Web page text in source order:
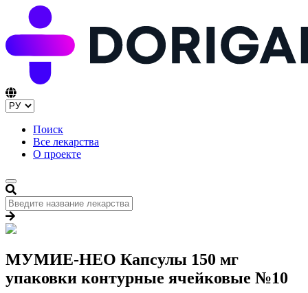
Поиск
Все лекарства
О проекте
МУМИЕ-НЕО Капсулы 150 мг
упаковки контурные ячейковые №10